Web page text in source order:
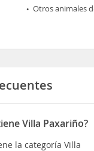
Otros animales
Villa Paxariño?
la categoría Villa